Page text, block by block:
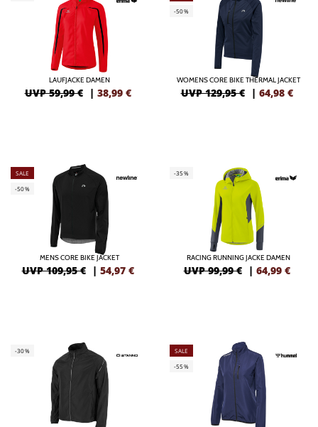
LAUFJACKE DAMEN
UVP 59,99 € | 38,99 €
-50%
WOMENS CORE BIKE THERMAL JACKET
UVP 129,95 € | 64,98 €
SALE
-50%
MENS CORE BIKE JACKET
UVP 109,95 € | 54,97 €
-35%
RACING RUNNING JACKE DAMEN
UVP 99,99 € | 64,99 €
-30%
SALE
-55%